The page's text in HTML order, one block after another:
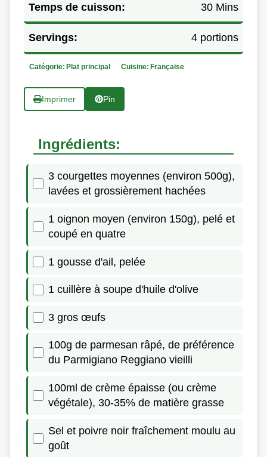
Temps de cuisson: 30 Mins
Servings: 4 portions
Catégorie: Plat principal Cuisine: Française
Imprimer Pin
Ingrédients:
3 courgettes moyennes (environ 500g),
lavées et grossièrement hachées
1 oignon moyen (environ 150g), pelé et
coupé en quatre
1 gousse d'ail, pelée
1 cuillère à soupe d'huile d'olive
3 gros œufs
100g de parmesan râpé, de préférence
du Parmigiano Reggiano vieilli
100ml de crème épaisse (ou crème
végétale), 30-35% de matière grasse
Sel et poivre noir fraîchement moulu au
goût